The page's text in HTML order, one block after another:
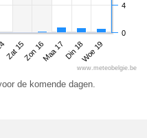
Zat 15Zon 16Maa 17Din 18Woe 19
0
4
www.meteobelgie.be
de komende dagen.